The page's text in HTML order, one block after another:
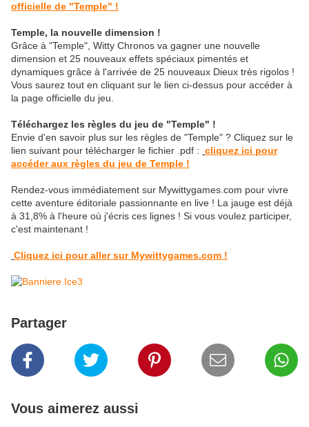
officielle de "Temple" !
Temple, la nouvelle dimension !
Grâce à "Temple", Witty Chronos va gagner une nouvelle
dimension et 25 nouveaux effets spéciaux pimentés et
dynamiques grâce à l'arrivée de 25 nouveaux Dieux très rigolos !
Vous saurez tout en cliquant sur le lien ci-dessus pour accéder à
la page officielle du jeu.
Téléchargez les règles du jeu de "Temple" !
Envie d'en savoir plus sur les règles de "Temple" ? Cliquez sur le
lien suivant pour télécharger le fichier .pdf : cliquez ici pour
accéder aux règles du jeu de Temple !
Rendez-vous immédiatement sur Mywittygames.com pour vivre
cette aventure éditoriale passionnante en live ! La jauge est déjà
à 31,8% à l'heure où j'écris ces lignes ! Si vous voulez participer,
c'est maintenant !
Cliquez ici pour aller sur Mywittygames.com !
Partager
Vous aimerez aussi